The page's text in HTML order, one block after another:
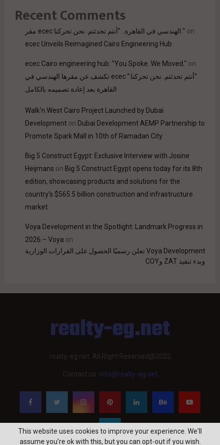
Recent Comments
مقر ecec الهندسي في القاهرة.. "أنتم تحدثتم. نحن تحركنا." on
ecec Unveils Reimagined Cairo Engineering Hub
ecec Cairo engineering hub: "You Spoke. We Moved." on
“أنتم تحدثتم. نحن تحركنا.” ecec تكشف عن مقرها الهندسي في
القاهرة بعد إعادة تصميمه بالكامل
Walk'n West Cairo Project Launched by Dubai
Development on Dubai Development AEMP Partnership to
Promote Spark Mall in 10th of Ramadan City
Big 5 Construct Egypt: Exclusive Interview with Josine
Heijmans on Big 5 Construct Egypt opens today for its 8th
edition, showcasing products and solutions for the
country’s $565.5 billion construction and infrastructure
market
Voya Development in the Spotlight: Landmark Progress in
2026 – Voya on
Voya Development تعلن رسميًا الحصول على القرارات الوزارية
وبدء تنفيذ ZAT وCOY
realty-eg.net
realty-eg.net. All Right Reserved@2022
Contact us: info@realty-eg.net
This website uses cookies to improve your experience. We'll
assume you're ok with this, but you can opt-out if you wish.